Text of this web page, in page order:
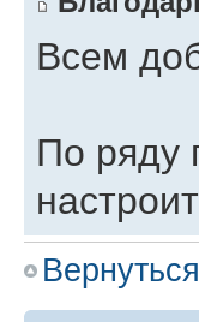
Всем
По ряду
службу